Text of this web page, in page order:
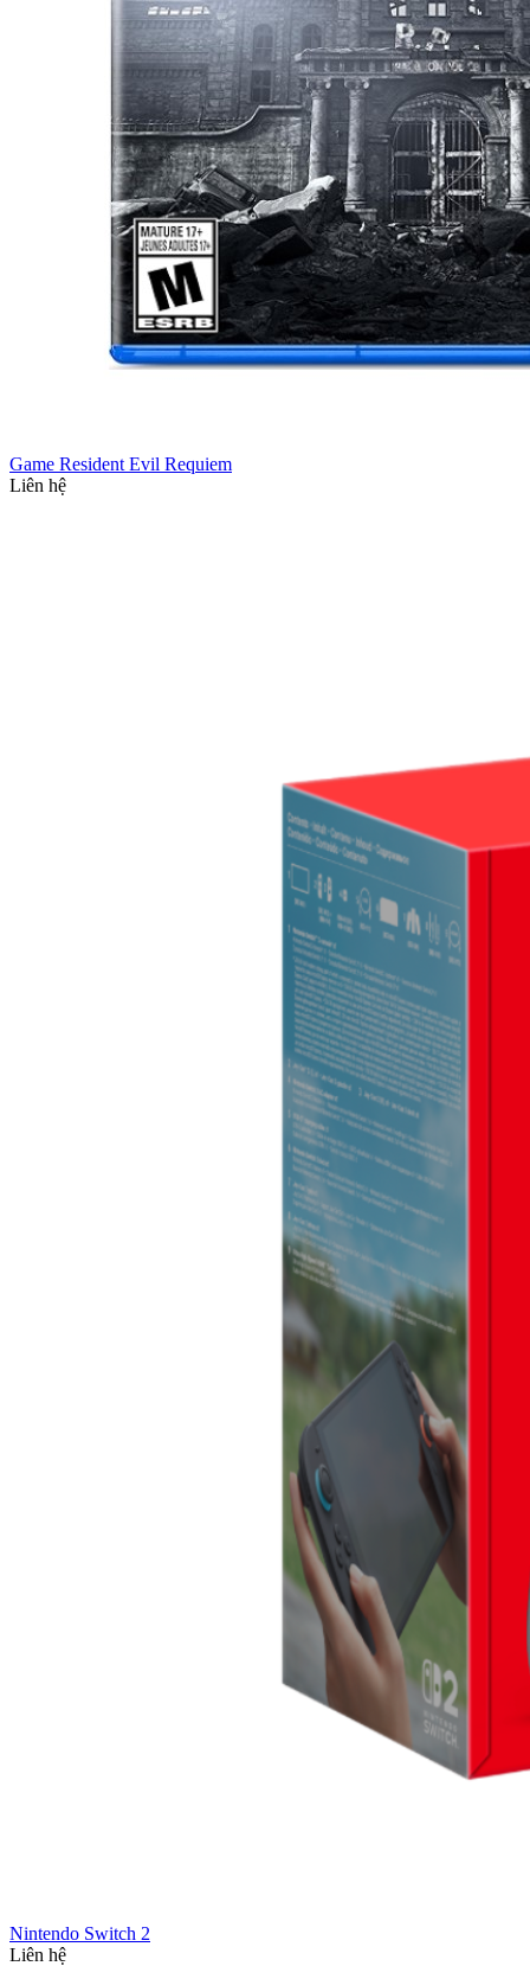
Game Resident Evil Requiem
Liên hệ
Nintendo Switch 2
Liên hệ